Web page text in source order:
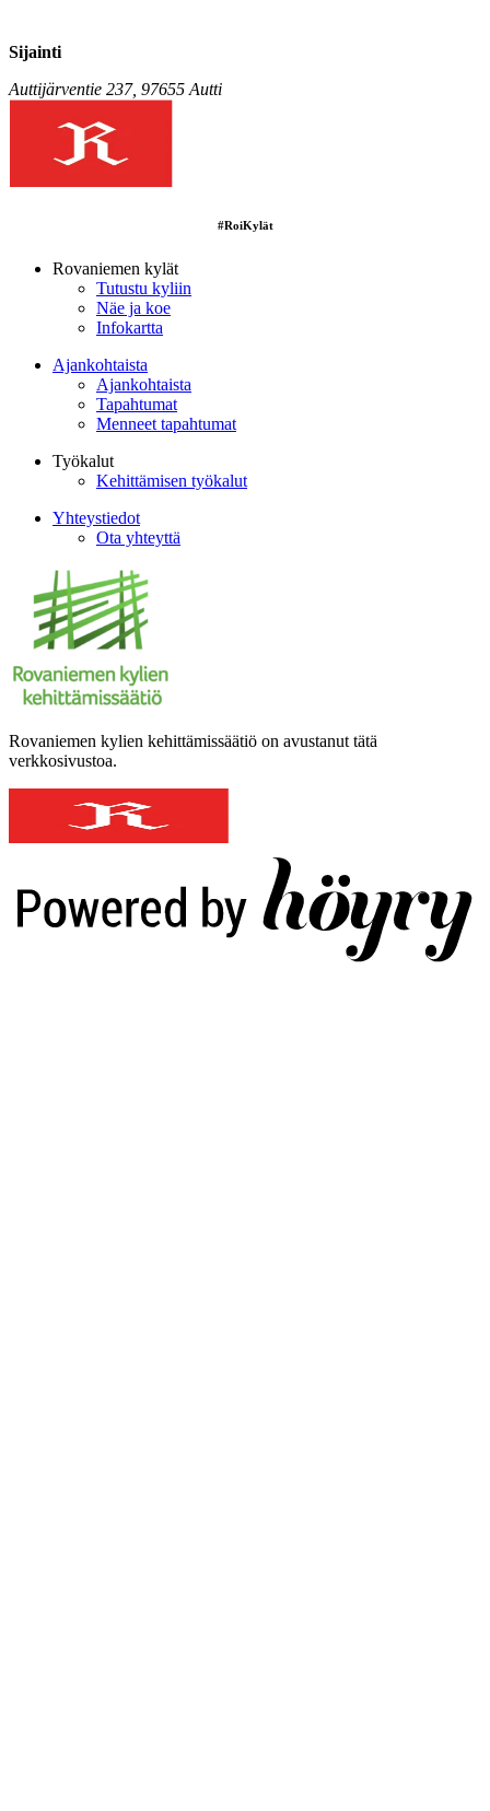
Sijainti
Auttijärventie 237, 97655 Autti
#RoiKylät
Rovaniemen kylät
Tutustu kyliin
Näe ja koe
Infokartta
Ajankohtaista
Ajankohtaista
Tapahtumat
Menneet tapahtumat
Työkalut
Kehittämisen työkalut
Yhteystiedot
Ota yhteyttä
Rovaniemen kylien kehittämissäätiö on avustanut tätä
verkkosivustoa.